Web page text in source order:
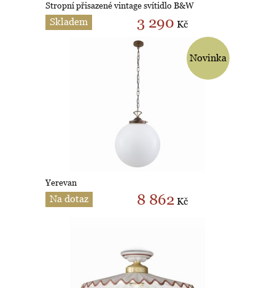
Stropní přisazené vintage svítidlo B&W
Skladem 3 290 Kč
Novinka
Yerevan
Na dotaz 8 862 Kč